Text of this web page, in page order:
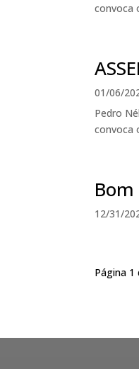
convoca
01/06/
Pedro
convoca
12/31/
Página 1